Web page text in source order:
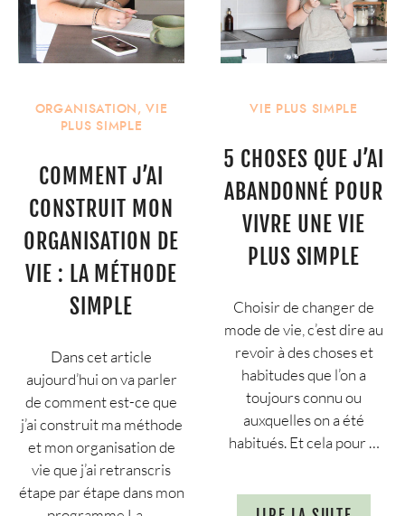
ORGANISATION,VIE
PLUS SIMPLE
COMMENT J’AI
CONSTRUIT MON
ORGANISATION DE
VIE : LA MÉTHODE
SIMPLE
Dans cet article
aujourd’hui on va parler
de comment est-ce que
j’ai construit ma méthode
et mon organisation de
vie que j’ai retranscris
étape par étape dans mon
VIE PLUS SIMPLE
5 CHOSES QUE J’AI
ABANDONNÉ POUR
VIVRE UNE VIE
PLUS SIMPLE
Choisir de changer de
mode de vie, c’est dire au
revoir à des choses et
habitudes que l’on a
toujours connu ou
auxquelles on a été
habitués. Et cela pour …